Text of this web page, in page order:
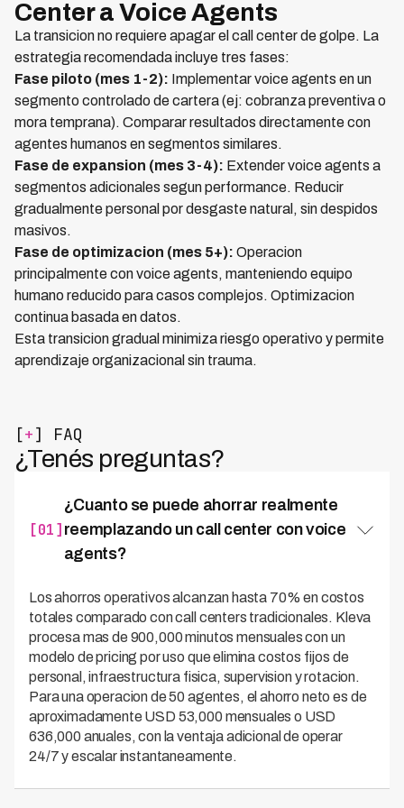
Center a Voice Agents
La transicion no requiere apagar el call center de golpe. La
estrategia recomendada incluye tres fases:
Fase piloto (mes 1-2): Implementar voice agents en un
segmento controlado de cartera (ej: cobranza preventiva o
mora temprana). Comparar resultados directamente con
agentes humanos en segmentos similares.
Fase de expansion (mes 3-4): Extender voice agents a
segmentos adicionales segun performance. Reducir
gradualmente personal por desgaste natural, sin despidos
masivos.
Fase de optimizacion (mes 5+): Operacion
principalmente con voice agents, manteniendo equipo
humano reducido para casos complejos. Optimizacion
continua basada en datos.
Esta transicion gradual minimiza riesgo operativo y permite
aprendizaje organizacional sin trauma.
[+] FAQ
¿Tenés preguntas?
[01]
¿Cuanto se puede ahorrar realmente
reemplazando un call center con voice
agents?
Los ahorros operativos alcanzan hasta 70% en costos
totales comparado con call centers tradicionales. Kleva
procesa mas de 900,000 minutos mensuales con un
modelo de pricing por uso que elimina costos fijos de
personal, infraestructura fisica, supervision y rotacion.
Para una operacion de 50 agentes, el ahorro neto es de
aproximadamente USD 53,000 mensuales o USD
636,000 anuales, con la ventaja adicional de operar
24/7 y escalar instantaneamente.